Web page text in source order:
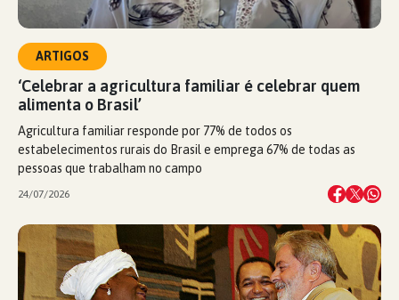
ARTIGOS
‘Celebrar a agricultura familiar é celebrar quem
alimenta o Brasil’
Agricultura familiar responde por 77% de todos os
estabelecimentos rurais do Brasil e emprega 67% de todas as
pessoas que trabalham no campo
24/07/2026